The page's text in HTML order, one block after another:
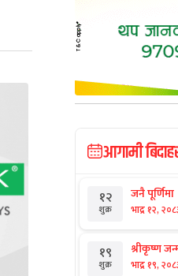
आगामी
१२
शुक्र
जनै पूर्णिमा
भाद्र १२,
१९
शुक्र
श्रीकृष्ण
भाद्र १९,